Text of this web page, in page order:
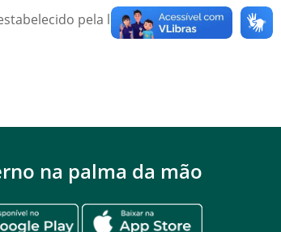
pela legislação
na palma da mão